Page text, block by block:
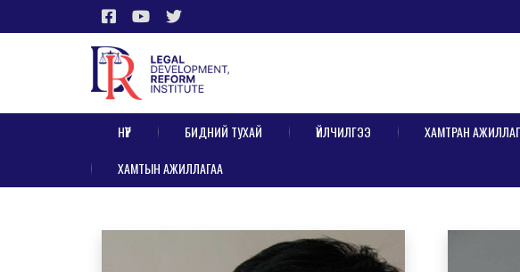
НҮҮР БИДНИЙ ТУХАЙ ҮЙЛЧИЛГЭЭ ХАМТРАН
ХАМТЫН АЖИЛЛАГАА